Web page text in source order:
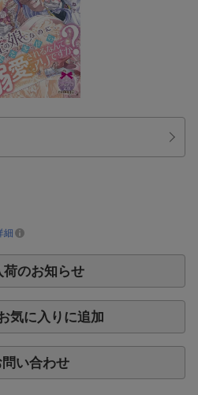
細
荷のお知らせ
気に入りに追加
問い合わせ